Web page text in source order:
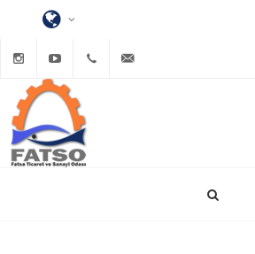
InstagramYouTube(452)
423-